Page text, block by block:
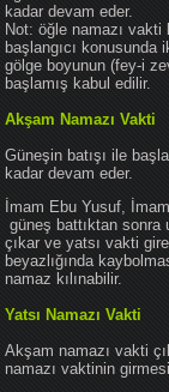
kadar devam eder.
Not: öğle namazı vakti
başlangıcı
gölge boyunun (fey-i
başlamış kabul edilir.
Akşam Namazı Vakti
Güneşin batışı ile
kadar devam eder.
İmam Ebu Yusuf,
güneş battıktan sonra
çıkar ve yatsı vakti
beyazlığında
namaz kılınabilir.
Yatsı Namazı Vakti
Akşam namazı vakti
namazı vaktinin